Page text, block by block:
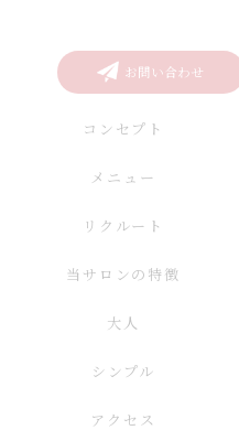
お問い合わせ
コンセプト
メニュー
リクルート
当サロンの特徴
大人
シンプル
アクセス